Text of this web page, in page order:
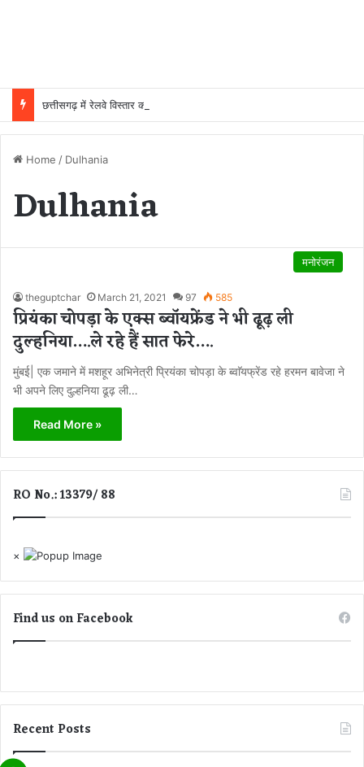
Home / Dulhania
Dulhania
मनोरंजन
theguptchar March 21, 2021 97 585
प्रियंका चोपड़ा के एक्स ब्वाॅयफ्रेंड ने भी ढूढ़ ली
दुल्हनिया….ले रहे हैं सात फेरे….
मुंबई| एक जमाने में मशहूर अभिनेत्री प्रियंका चोपड़ा के ब्वाॅयफ्रेंड रहे हरमन बावेजा ने
भी अपने लिए दुल्हनिया ढूढ़ ली…
Read More »
RO No.: 13379/ 88
×
Find us on Facebook
Recent Posts